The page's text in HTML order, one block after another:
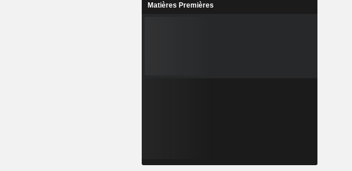
Matières Premières